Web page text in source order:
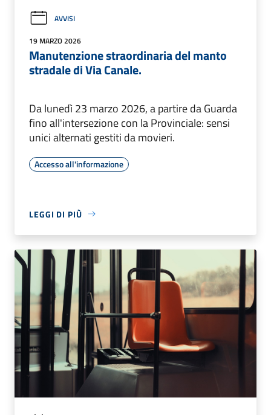
AVVISI
19 MARZO 2026
Manutenzione straordinaria del manto
stradale di Via Canale.
Da lunedì 23 marzo 2026, a partire da Guarda
fino all'intersezione con la Provinciale: sensi
unici alternati gestiti da movieri.
Accesso all'informazione
LEGGI DI PIÙ